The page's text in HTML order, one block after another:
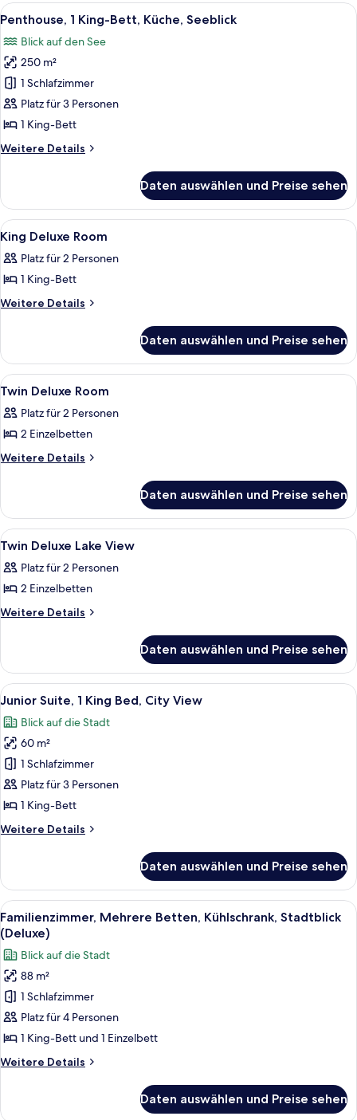
King
Lake
View
Alle
Fotos
für
Penthouse,
1 King-
Bett,
Küche,
anzeigen
Ein großzügiger Wohnbereich mit
19
Penthouse, 1 King-Bett, Küche, Seeblick
Blick auf den See
250 m²
1 Schlafzimmer
Platz für 3 Personen
1 King-Bett
Weitere Details
Weitere
1 King-
Bett,
Küche,
Seeblick
Daten auswählen und Preise sehen
Alle
Fotos
für
King
Deluxe
Allergikerbettwaren, Minibar,
6
King Deluxe Room
Platz für 2 Personen
1 King-Bett
Weitere Details
Weitere
Deluxe
Room
Daten auswählen und Preise sehen
Alle
Fotos
für
Twin
Deluxe
Badezimmer | Badewanne und
3
Twin Deluxe Room
Platz für 2 Personen
2 Einzelbetten
Weitere Details
Weitere
Deluxe
Room
Daten auswählen und Preise sehen
Alle
Fotos
für
Twin
Deluxe
anzeigen
Allergikerbettwaren, Minibar,
5
Twin Deluxe Lake View
Platz für 2 Personen
2 Einzelbetten
Weitere Details
Weitere
Deluxe
Lake
View
Daten auswählen und Preise sehen
Alle
Fotos
für
Junior
Suite,
1
King
City
Ein modernes Hotelzimmer mit
8
Junior Suite, 1 King Bed, City View
Blick auf die Stadt
60 m²
1 Schlafzimmer
Platz für 3 Personen
1 King-Bett
Weitere Details
Weitere
Suite,
King
Bed,
City
View
Daten auswählen und Preise sehen
Alle
Fotos
für
Familienzimmer,
Mehrere
Betten,
Kühlschrank,
Stadtblick
(Deluxe)
anzeigen
Ein modernes Hotelzimmer mit
10
Familienzimmer, Mehrere Betten, Kühlschrank, Stadtblick
(Deluxe)
Blick auf die Stadt
88 m²
1 Schlafzimmer
Platz für 4 Personen
1 King-Bett und 1 Einzelbett
Weitere Details
Weitere
Daten auswählen und Preise sehen